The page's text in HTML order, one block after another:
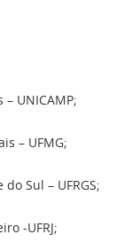
UNICAMP;
– UFMG;
Sul – UFRGS;
-UFRJ;